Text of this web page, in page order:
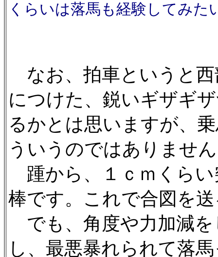
くらいは落馬も経験してみた
なお、拍車というと
につけた、鋭いギザギ
るかとは思いますが、
ういうのではありませ
踵から、１ｃｍくらい
棒です。これで合図を
でも、角度や力加減
し、最悪暴れられて落